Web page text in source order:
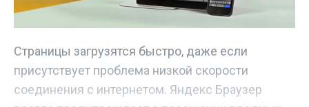
Страницы загрузятся быстро, даже если
присутствует проблема низкой скорости
соединения с интернетом. Яндекс Браузер